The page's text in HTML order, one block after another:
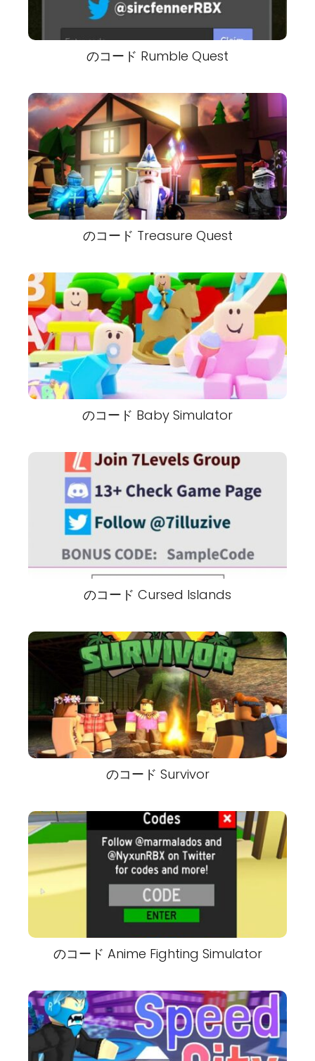
のコード Rumble Quest
のコード Treasure Quest
のコード Baby Simulator
のコード Cursed Islands
のコード Survivor
のコード Anime Fighting Simulator